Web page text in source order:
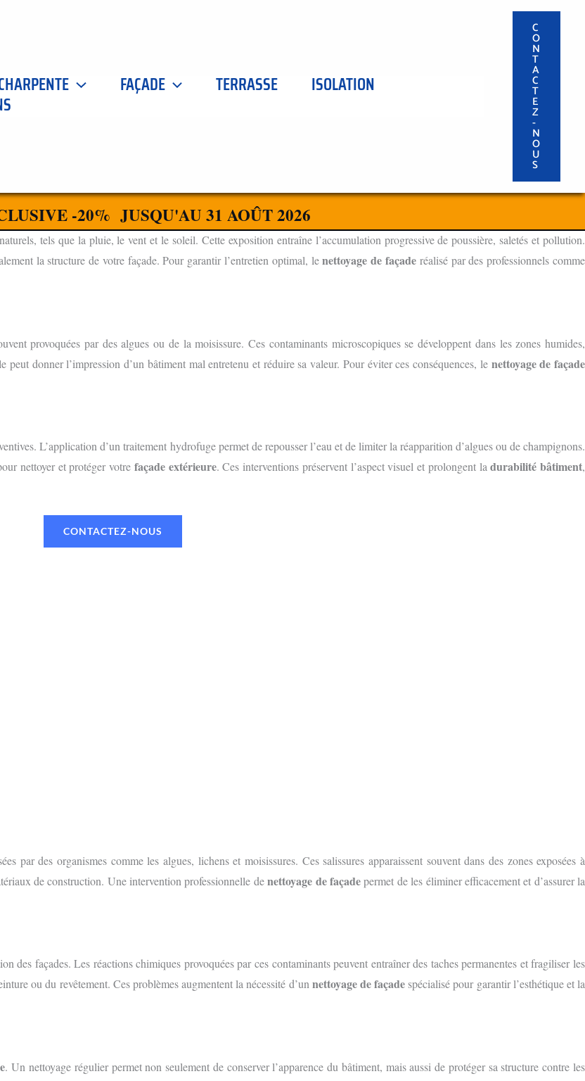
FAÇADE TERRASSE ISOLATION
C
O
N
T
A
C
T
E
Z
-
N
O
U
S
-20% JUSQU'AU 31 AOÛT 2026
71230
tels que la pluie, le vent et le soleil. Cette exposition entraîne l’accumulation progressive de poussière, saletés et pollution.
la structure de votre façade. Pour garantir l’entretien optimal, lenettoyage de façade réalisé par des professionnels comme
provoquées par des algues ou de la moisissure. Ces contaminants microscopiques se développent dans les zones humides,
donner l’impression d’un bâtiment mal entretenu et réduire sa valeur. Pour éviter ces conséquences, le nettoyage de façade
L’application d’un traitement hydrofuge permet de repousser l’eau et de limiter la réapparition d’algues ou de champignons.
nettoyer et protéger votre façade extérieure. Ces interventions préservent l’aspect visuel et prolongent ladurabilité bâtiment,
CONTACTEZ-NOUS
par des organismes comme les algues, lichens et moisissures. Ces salissures apparaissent souvent dans des zones exposées à
de construction. Une intervention professionnelle denettoyage de façadepermet de les éliminer efficacement et d’assurer la
façades. Les réactions chimiques provoquées par ces contaminants peuvent entraîner des taches permanentes et fragiliser les
ou du revêtement. Ces problèmes augmentent la nécessité d’unnettoyage de façade spécialisé pour garantir l’esthétique et la
. Un nettoyage régulier permet non seulement de conserver l’apparence du bâtiment, mais aussi de protéger sa structure contre les